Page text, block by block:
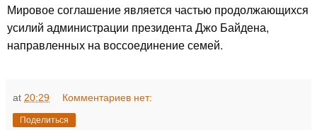
Мировое соглашение является частью продолжающихся
усилий администрации президента Джо Байдена,
направленных на воссоединение семей.
at 20:29 Комментариев нет:
Поделиться